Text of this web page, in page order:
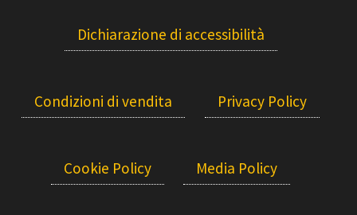
Dichiarazione di accessibilità
Condizioni di vendita Privacy Policy
Cookie Policy Media Policy